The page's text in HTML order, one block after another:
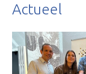
Actueel